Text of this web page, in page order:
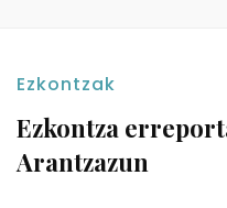
Ezkontzak
Ezkontza
Arantzazun